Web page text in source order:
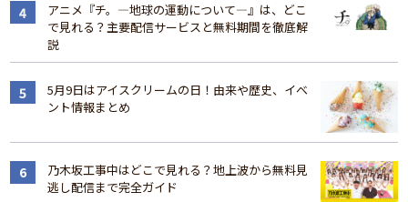
アニメ『チ。―地球の運動について―』は、どこ
で見れる？主要配信サービスと無料期間を徹底解
説
5月9日はアイスクリームの日！由来や歴史、イベ
ント情報まとめ
乃木坂工事中はどこで見れる？地上波から無料見
逃し配信まで完全ガイド